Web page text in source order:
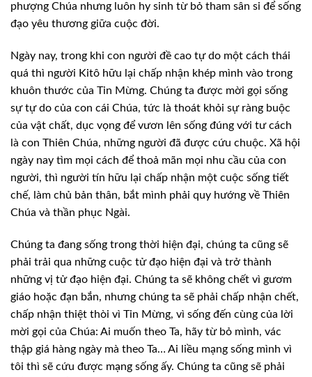
phượng Chúa nhưng luôn hy sinh từ bỏ tham sân si để sống
đạo yêu thương giữa cuộc đời.
Ngày nay, trong khi con người đề cao tự do một cách thái
quá thì người Kitô hữu lại chấp nhận khép mình vào trong
khuôn thước của Tin Mừng. Chúng ta được mời gọi sống
sự tự do của con cái Chúa, tức là thoát khỏi sự ràng buộc
của vật chất, dục vọng để vươn lên sống đúng với tư cách
là con Thiên Chúa, những người đã được cứu chuộc. Xã hội
ngày nay tìm mọi cách để thoả mãn mọi nhu cầu của con
người, thì người tín hữu lại chấp nhận một cuộc sống tiết
chế, làm chủ bản thân, bắt mình phải quy hướng về Thiên
Chúa và thần phục Ngài.
Chúng ta đang sống trong thời hiện đại, chúng ta cũng sẽ
phải trải qua những cuộc tử đạo hiện đại và trở thành
những vị tử đạo hiện đại. Chúng ta sẽ không chết vì gươm
giáo hoặc đạn bắn, nhưng chúng ta sẽ phải chấp nhận chết,
chấp nhận thiệt thòi vì Tin Mừng, vì sống đến cùng của lời
mời gọi của Chúa: Ai muốn theo Ta, hãy từ bỏ mình, vác
thập giá hàng ngày mà theo Ta… Ai liều mạng sống mình vì
tôi thì sẽ cứu được mạng sống ấy. Chúng ta cũng sẽ phải